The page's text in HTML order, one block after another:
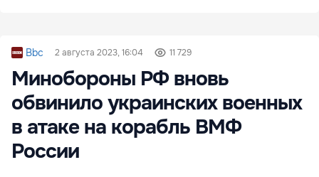
Bbc 2 августа 2023, 16:04 11 729
Минобороны РФ вновь
обвинило украинских военных
в атаке на корабль ВМФ
России